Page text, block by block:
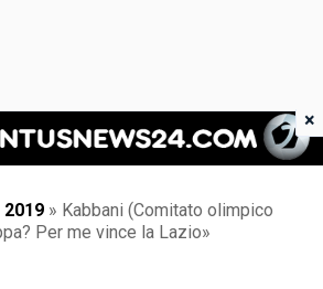
Juventus News 24
2019 » Kabbani (Comitato olimpico
Per me vince la Lazio»
×